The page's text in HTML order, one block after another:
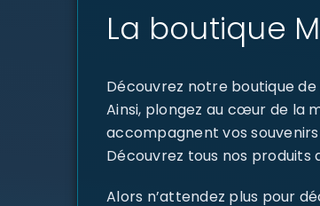
La boutique
Découvrez notre boutique
Ainsi, plongez au cœur de la
accompagnent vos souvenirs
Découvrez tous nos
Alors n’attendez plus pour